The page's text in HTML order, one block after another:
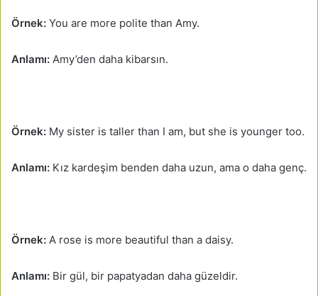
Örnek: You are more polite than Amy.
Anlamı: Amy’den daha kibarsın.
Örnek: My sister is taller than I am, but she is younger too.
Anlamı: Kız kardeşim benden daha uzun, ama o daha genç.
Örnek: A rose is more beautiful than a daisy.
Anlamı: Bir gül, bir papatyadan daha güzeldir.